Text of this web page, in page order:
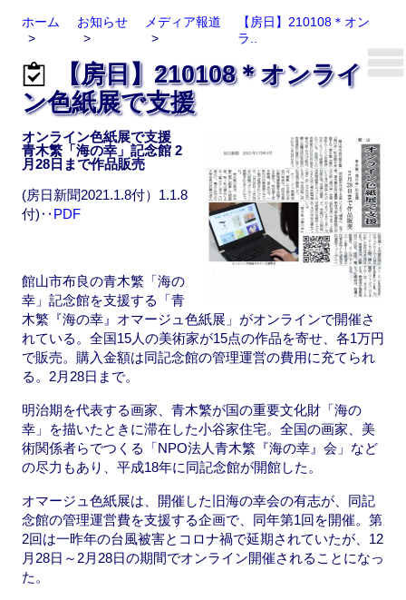
ホーム お知らせ メディア報道
【房日】210108＊オン
ラ..
【房日】210108＊オンライ
ン色紙展で支援
オンライン色紙展で支援
青木繁「海の幸」記念館 2
月28日まで作品販売
(房日新聞2021.1.8付）1.1.8
付)‥ PDF
館山市布良の青木繁「海の
幸」記念館を支援する「青
木繁『海の幸』オマージュ色紙展」がオンラインで開催さ
れている。全国15人の美術家が15点の作品を寄せ、各1万円
で販売。購入金額は同記念館の管理運営の費用に充てられ
る。2月28日まで。
明治期を代表する画家、青木繁が国の重要文化財「海の
幸」を描いたときに滞在した小谷家住宅。全国の画家、美
術関係者らでつくる「NPO法人青木繁『海の幸』会」など
の尽力もあり、平成18年に同記念館が開館した。
オマージュ色紙展は、開催した旧海の幸会の有志が、同記
念館の管理運営費を支援する企画で、同年第1回を開催。第
2回は一昨年の台風被害とコロナ禍で延期されていたが、12
月28日～2月28日の期間でオンライン開催されることになっ
た。